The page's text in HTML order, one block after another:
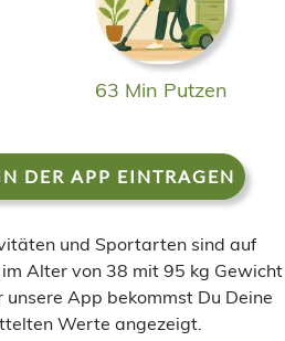
63 Min Putzen
DER APP EINTRAGEN
und Sportarten sind auf
Alter von 38 mit 95 kg Gewicht
App bekommst Du Deine
Werte angezeigt.